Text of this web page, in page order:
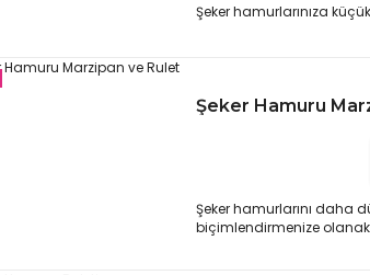
Şeker hamurlarınıza
Şeker Hamuru
Şeker hamurlarını daha
biçimlendirmenize